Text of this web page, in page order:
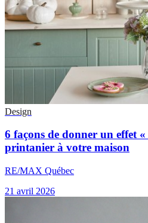
Design
6 façons de donner un effet
printanier à votre maison
RE/MAX Québec
21 avril 2026